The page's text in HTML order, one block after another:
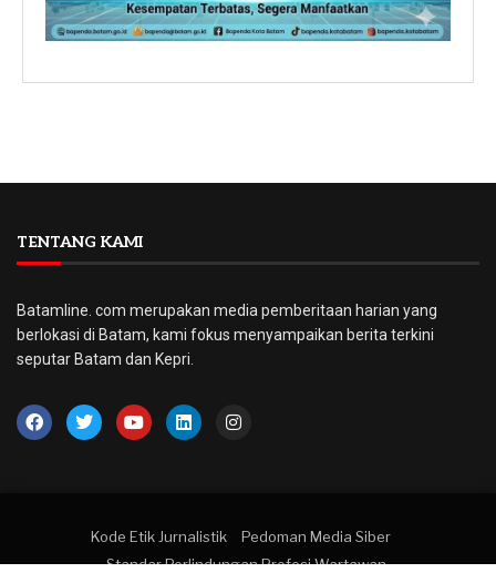
TENTANG KAMI
Batamline. com merupakan media pemberitaan harian yang
berlokasi di Batam, kami fokus menyampaikan berita terkini
seputar Batam dan Kepri.
Kode Etik Jurnalistik
Pedoman Media Siber
Standar Perlindungan Profesi Wartawan